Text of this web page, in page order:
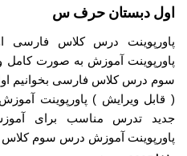
اول دبستان حرف س
پاورپوینت درس کلاس فارسی
پاورپوینت آموزش به صورت
سوم درس کلاس فارسی بخوانیم
( قابل ویرایش ) پاورپوینت
جدید تدرس مناسب برای
پاورپوینت آموزش درس سوم